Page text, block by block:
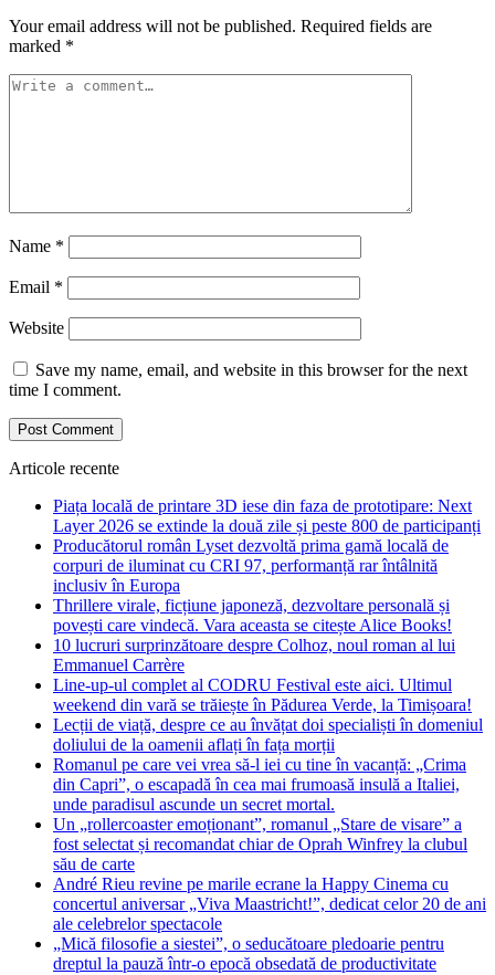
Your email address will not be published. Required fields are
marked *
Name *
Email *
Website
Save my name, email, and website in this browser for the next
time I comment.
Articole recente
Piața locală de printare 3D iese din faza de prototipare: Next
Layer 2026 se extinde la două zile și peste 800 de participanți
Producătorul român Lyset dezvoltă prima gamă locală de
corpuri de iluminat cu CRI 97, performanță rar întâlnită
inclusiv în Europa
Thrillere virale, ficțiune japoneză, dezvoltare personală și
povești care vindecă. Vara aceasta se citește Alice Books!
10 lucruri surprinzătoare despre Colhoz, noul roman al lui
Emmanuel Carrère
Line-up-ul complet al CODRU Festival este aici. Ultimul
weekend din vară se trăiește în Pădurea Verde, la Timișoara!
Lecții de viață, despre ce au învățat doi specialiști în domeniul
doliului de la oamenii aflați în fața morții
Romanul pe care vei vrea să-l iei cu tine în vacanță: „Crima
din Capri”, o escapadă în cea mai frumoasă insulă a Italiei,
unde paradisul ascunde un secret mortal.
Un „rollercoaster emoționant”, romanul „Stare de visare” a
fost selectat și recomandat chiar de Oprah Winfrey la clubul
său de carte
André Rieu revine pe marile ecrane la Happy Cinema cu
concertul aniversar „Viva Maastricht!”, dedicat celor 20 de ani
ale celebrelor spectacole
„Mică filosofie a siestei”, o seducătoare pledoarie pentru
dreptul la pauză într-o epocă obsedată de productivitate